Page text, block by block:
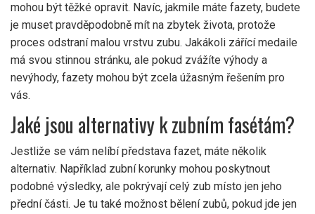
mohou být těžké opravit. Navíc, jakmile máte fazety, budete
je muset pravděpodobně mít na zbytek života, protože
proces odstraní malou vrstvu zubu. Jakákoli zářící medaile
má svou stinnou stránku, ale pokud zvážíte výhody a
nevýhody, fazety mohou být zcela úžasným řešením pro
vás.
Jaké jsou alternativy k zubním fasétám?
Jestliže se vám nelíbí představa fazet, máte několik
alternativ. Například zubní korunky mohou poskytnout
podobné výsledky, ale pokrývají celý zub místo jen jeho
přední části. Je tu také možnost bělení zubů, pokud jde jen